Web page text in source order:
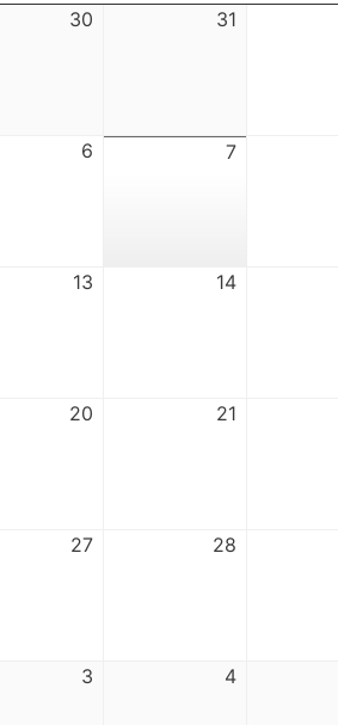
30 31
6 7
13 14
20 21
27 28
3 4